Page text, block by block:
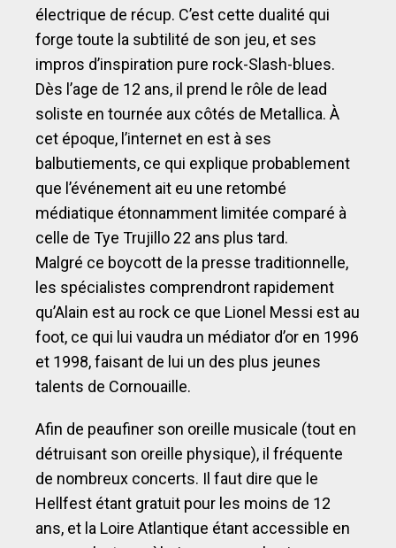
électrique de récup. C’est cette dualité qui
forge toute la subtilité de son jeu, et ses
impros d’inspiration pure rock-Slash-blues.
Dès l’age de 12 ans, il prend le rôle de lead
soliste en tournée aux côtés de Metallica. À
cet époque, l’internet en est à ses
balbutiements, ce qui explique probablement
que l’événement ait eu une retombé
médiatique étonnamment limitée comparé à
celle de Tye Trujillo 22 ans plus tard.
Malgré ce boycott de la presse traditionnelle,
les spécialistes comprendront rapidement
qu’Alain est au rock ce que Lionel Messi est au
foot, ce qui lui vaudra un médiator d’or en 1996
et 1998, faisant de lui un des plus jeunes
talents de Cornouaille.
Afin de peaufiner son oreille musicale (tout en
détruisant son oreille physique), il fréquente
de nombreux concerts. Il faut dire que le
Hellfest étant gratuit pour les moins de 12
ans, et la Loire Atlantique étant accessible en